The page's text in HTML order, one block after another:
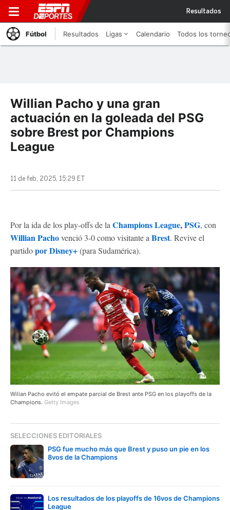
Resultados
Fútbol Resultados Ligas Calendario Todos los
Willian Pacho y una gran
actuación en la goleada del PSG
sobre Brest por Champions
League
11 de feb, 2025, 15:29 ET
Por la ida de los play-offs de la Champions League,PSG, con
Willian Pachovenció 3-0 como visitante a Brest. Revive el
partidopor Disney+(para Sudamérica).
Wilian Pacho evitó el empate parcial de Brest ante PSG en los playoffs de la
Champions. Getty Images
SELECCIONES EDITORIALES
PSG fue mucho más que Brest y puso un pie en los
8vos de la Champions
Los resultados de los playoffs de 16vos de Champions
League